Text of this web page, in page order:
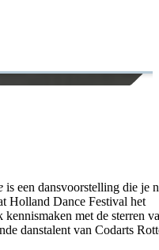
is een dansvoorstelling die je
Holland Dance Festival het
kennismaken met de sterren
danstalent van Codarts